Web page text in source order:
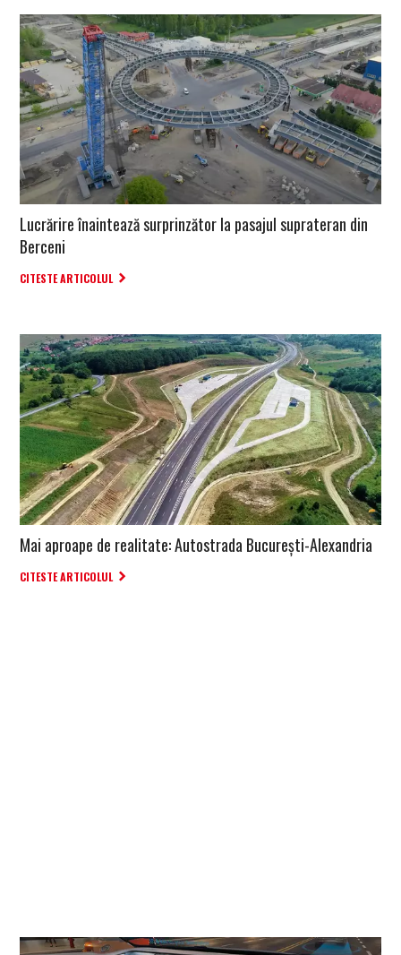
Lucrărire înaintează surprinzător la pasajul suprateran din
Berceni
CITESTE ARTICOLUL
Mai aproape de realitate: Autostrada București-Alexandria
CITESTE ARTICOLUL